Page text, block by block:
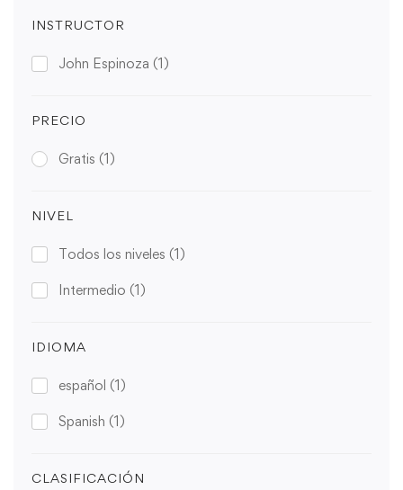
INSTRUCTOR
John Espinoza (1)
PRECIO
Gratis (1)
NIVEL
Todos los niveles (1)
Intermedio (1)
IDIOMA
español (1)
Spanish (1)
CLASIFICACIÓN